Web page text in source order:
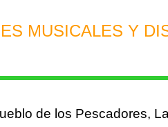
MUSICALES Y
de los Pescadores,